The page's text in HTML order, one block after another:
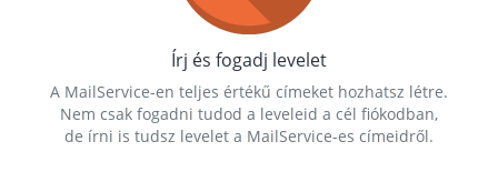
Írj és fogadj levelet
A MailService-en teljes értékű címeket hozhatsz létre.
Nem csak fogadni tudod a leveleid a cél fiókodban,
de írni is tudsz levelet a MailService-es címeidről.